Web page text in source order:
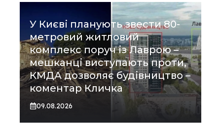
У Києві планують звести 80-
метровий житловий
комплекс поруч із Лаврою –
мешканці виступають проти,
КМДА дозволяє будівництво –
коментар Кличка
09.08.2026